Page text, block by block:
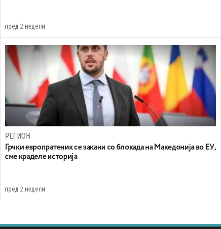
пред 2 недели
РЕГИОН
Грчки европратеник се закани со блокада на Македонија во ЕУ,
сме краделе историја
пред 2 недели